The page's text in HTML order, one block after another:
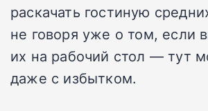
раскачать гостиную
не говоря уже о том, если
их на рабочий стол — тут
даже с избытком.